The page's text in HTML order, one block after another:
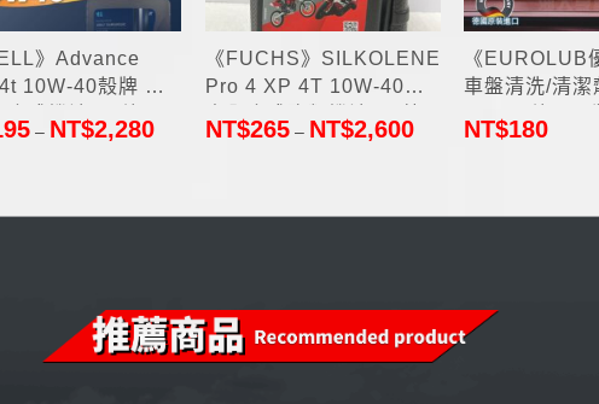
》Advance
10W-40殼牌 機
合成機油1L(德國
口)– NT$2,280
+
《FUCHS》SILKOLENE
Pro 4 XP 4T 10W-40機
車全合成酯類機油1L(英
國原裝進口)
NT$265– NT$2,600
+
《EUROLUB
車盤清洗/清潔
600ml(德國原
NT$180